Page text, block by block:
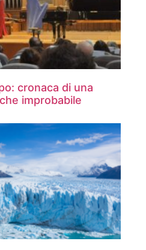
cronaca di una
improbabile